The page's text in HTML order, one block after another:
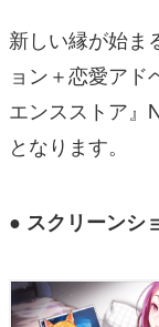
新しい縁が始ま
ョン＋恋愛アド
エンスストア』
となります。
● スクリーンシ